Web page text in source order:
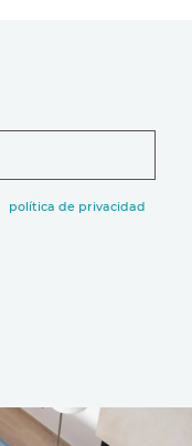
política de privacidad